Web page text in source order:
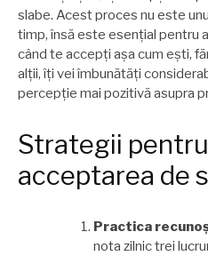
slabe. Acest proces nu este
timp, însă este esențial pentru
când te accepți așa cum ești,
alții, îți vei îmbunătăți
percepție mai pozitivă asupra
Strategii
acceptarea de
Practica
nota zilnic trei